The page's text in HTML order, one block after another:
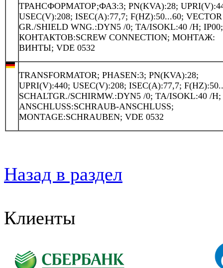
ТРАНСФОРМАТОР;ФАЗ:3; PN(KVA):28;
USEC(V):208; ISEC(A):77,7; F(HZ):50...60; VECTOR
GR./SHIELD WNG.:DYN5 /0; TA/ISOKL:40 /H;
КОНТАКТОВ:SCREW CONNECTION; МОНТАЖ:
ВИНТЫ; VDE 0532
TRANSFORMATOR; PHASEN:3; PN(KVA):28;
UPRI(V):440; USEC(V):208; ISEC(A):77,7;
SCHALTGR./SCHIRMW.:DYN5 /0; TA/ISOKL:40 /H;
ANSCHLUSS:SCHRAUB-ANSCHLUSS;
MONTAGE:SCHRAUBEN; VDE 0532
Назад в раздел
Клиенты